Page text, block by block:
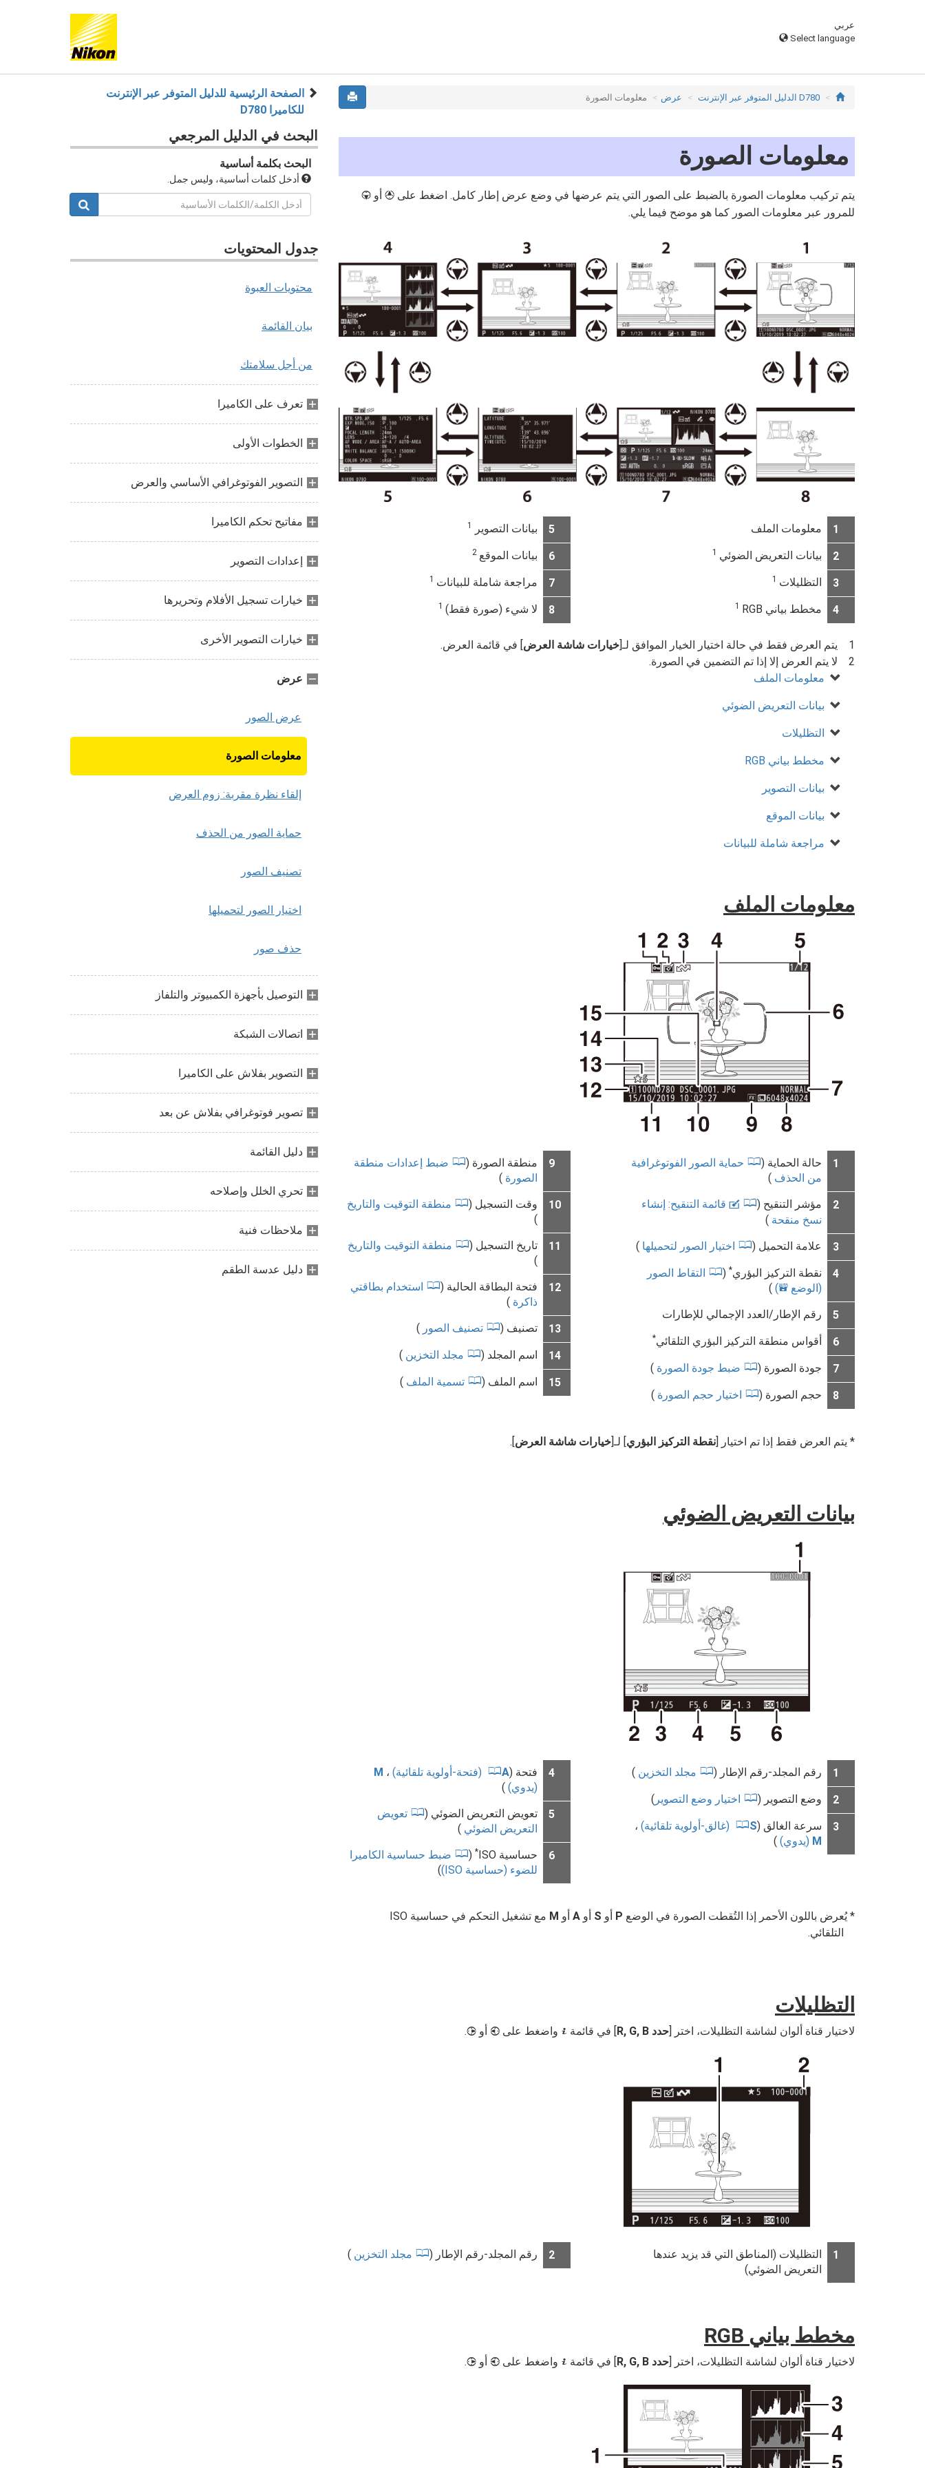
عربي
Select language
الصفحة الرئيسية للدليل المتوفر عبر الإنترنت
للكاميرا D780
البحث في الدليل المرجعي
البحث بكلمة أساسية
أدخل كلمات أساسية، وليس جمل.
جدول المحتويات
محتويات العبوة
بيان القائمة
من أجل سلامتك
تعرف على الكاميرا
الخطوات الأولى
التصوير الفوتوغرافي الأساسي والعرض
مفاتيح تحكم الكاميرا
إعدادات التصوير
خيارات تسجيل الأفلام وتحريرها
خيارات التصوير الأخرى
عرض
عرض الصور
معلومات الصورة
إلقاء نظرة مقربة: زوم العرض
حماية الصور من الحذف
تصنيف الصور
اختيار الصور لتحميلها
حذف صور
التوصيل بأجهزة الكمبيوتر والتلفاز
اتصالات الشبكة
التصوير بفلاش على الكاميرا
تصوير فوتوغرافي بفلاش عن بعد
دليل القائمة
تحري الخلل وإصلاحه
ملاحظات فنية
دليل عدسة الطقم
D780 الدليل المتوفر عبر الإنترنت عرض معلومات الصورة
معلومات الصورة
يتم تركيب معلومات الصورة بالضبط على الصور التي يتم عرضها في وضع عرض إطار كامل. اضغط على 1 أو 3
للمرور عبر معلومات الصور كما هو موضح فيما يلي.
1 معلومات الملف
2 بيانات التعريض الضوئي
3 التظليلات
4 مخطط بياني RGB‏
5 بيانات التصوير 1
6 بيانات الموقع
7 مراجعة شاملة للبيانات
8 لا شيء (صورة فقط)
يتم العرض فقط في حالة اختيار الخيار الموافق لـ[خيارات شاشة العرض] في قائمة العرض.
لا يتم العرض إلا إذا تم التضمين في الصورة.
معلومات الملف
بيانات التعريض الضوئي
التظليلات
مخطط بياني RGB
بيانات التصوير
بيانات الموقع
مراجعة شاملة للبيانات
معلومات الملف
1 حالة الحماية (
حماية الصور الفوتوغرافية
من الحذف )
2 مؤشر التنقيح ( N قائمة التنقيح: إنشاء
نسخ منقحة )
3 علامة التحميل ( اختيار الصور لتحميلها)
4 نقطة التركيز البؤري*
(
التقاط الصور
(الوضع b
)
)
5 رقم الإطار/العدد الإجمالي للإطارات
6 أقواس منطقة التركيز البؤري التلقائي*
7 جودة الصورة ( ضبط جودة الصورة)
8 حجم الصورة ( اختيار حجم الصورة)
9 منطقة الصورة (
ضبط إعدادات منطقة
الصورة )
10 وقت التسجيل (
منطقة التوقيت والتاريخ
)
11 تاريخ التسجيل (
منطقة التوقيت والتاريخ
)
12 فتحة البطاقة الحالية (
استخدام بطاقتي
ذاكرة )
13 تصنيف ( تصنيف الصور)
14 اسم المجلد ( مجلد التخزين)
15 اسم الملف ( تسمية الملف)
يتم العرض فقط إذا تم اختيار [نقطة التركيز البؤري] لـ[خيارات شاشة العرض].
بيانات التعريض الضوئي
1 رقم المجلد-رقم الإطار ( مجلد التخزين)
2 وضع التصوير ( اختيار وضع التصوير)
3 سرعة الغالق (S (غالق-أولوية تلقائية) ،
M (يدوي) )
4 فتحة (A (فتحة-أولوية تلقائية) ، M
(يدوي) )
5 تعويض التعريض الضوئي (
تعويض
التعريض الضوئي )
6 حساسية ISO *
(
ضبط حساسية الكاميرا
للضوء (حساسية ISO)
)
يُعرض باللون الأحمر إذا التُقطت الصورة في الوضع P أو S أو A أو M
مع تشغيل التحكم في حساسية ISO
التلقائي.
التظليلات
لاختيار قناة ألوان لشاشة التظليلات، اختر [حدد R, G, B ] في قائمة i واضغط على 4 أو 2
.
1
التظليلات (المناطق التي قد يزيد عندها
التعريض الضوئي)
2 رقم المجلد-رقم الإطار ( مجلد التخزين)
مخطط بياني RGB
لاختيار قناة ألوان لشاشة التظليلات، اختر [حدد R, G, B ] في قائمة i واضغط على 4 أو 2
.